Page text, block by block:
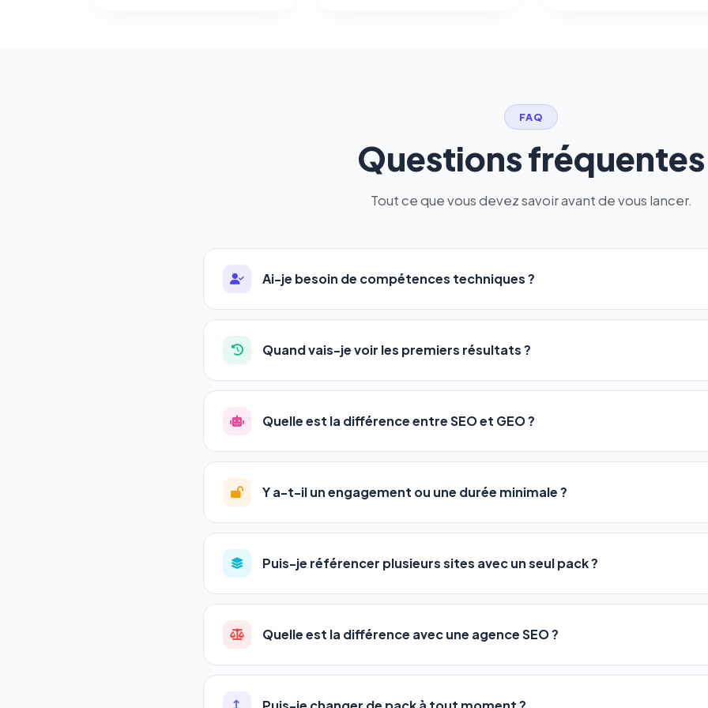
FAQ
Questions fréquentes
Tout ce que vous devez savoir avant de vous lancer.
Ai-je besoin de compétences techniques ?
Absolument pas. Notre logiciel a été conçu pour être accessible àtous les profils:
auto-entrepreneurs, PME ou agences. Pas de code, pas de configuration complexe —
l'adresse de votre site, décrivez votre activité, et le logiciel gère tout en automatique
Quand vais-je voir les premiers résultats ?
La plupart de nos utilisateurs observent une amélioration de leur positionnement en4
progression
votre tableau de bord.
Quelle est la différence entre SEO et GEO ?
LeSEO(Search Engine Optimization) vous positionne sur les moteurs classiques :
GEO(Generative Engine Optimization) va plus loin : il fait en sorte que les IA
Gemini et Perplexity
vous citent comme référence dans leurs réponses. Notre
deux simultanément et automatiquement.
Y a-t-il un engagement ou une durée minimale ?
Aucun engagement.Tous nos packs sont résiliables à tout moment, directement
en un clic, ou en nous contactant par téléphone (09 73 89 23 94) ou via le support en
pas de frais cachés. Votre liberté est totale.
Puis-je référencer plusieurs sites avec un seul pack ?
Oui ! Chaque pack couvre un nombre de sites différent :
Standard
•Pro→ jusqu'à 5 URLs
Quelle est la différence avec une agence SEO ?
Une agence SEO facture en moyenne entre500 et 3 000€/mois, sans garantie de